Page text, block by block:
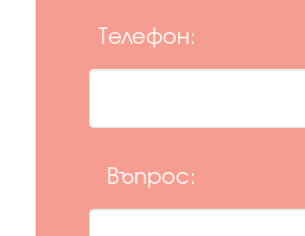
Телефон:
Въпрос: